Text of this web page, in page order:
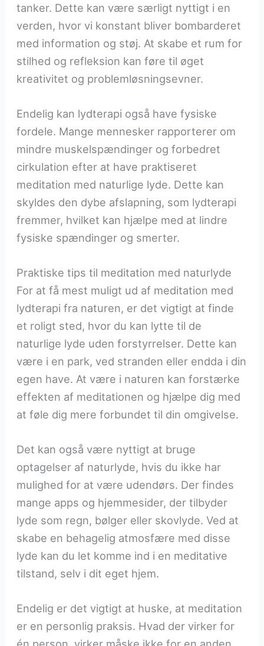
tanker. Dette kan være særligt nyttigt i en
verden, hvor vi konstant bliver bombarderet
med information og støj. At skabe et rum for
stilhed og refleksion kan føre til øget
kreativitet og problemløsningsevner.
Endelig kan lydterapi også have fysiske
fordele. Mange mennesker rapporterer om
mindre muskelspændinger og forbedret
cirkulation efter at have praktiseret
meditation med naturlige lyde. Dette kan
skyldes den dybe afslapning, som lydterapi
fremmer, hvilket kan hjælpe med at lindre
fysiske spændinger og smerter.
Praktiske tips til meditation med naturlyde
For at få mest muligt ud af meditation med
lydterapi fra naturen, er det vigtigt at finde
et roligt sted, hvor du kan lytte til de
naturlige lyde uden forstyrrelser. Dette kan
være i en park, ved stranden eller endda i din
egen have. At være i naturen kan forstærke
effekten af meditationen og hjælpe dig med
at føle dig mere forbundet til din omgivelse.
Det kan også være nyttigt at bruge
optagelser af naturlyde, hvis du ikke har
mulighed for at være udendørs. Der findes
mange apps og hjemmesider, der tilbyder
lyde som regn, bølger eller skovlyde. Ved at
skabe en behagelig atmosfære med disse
lyde kan du let komme ind i en meditative
tilstand, selv i dit eget hjem.
Endelig er det vigtigt at huske, at meditation
er en personlig praksis. Hvad der virker for